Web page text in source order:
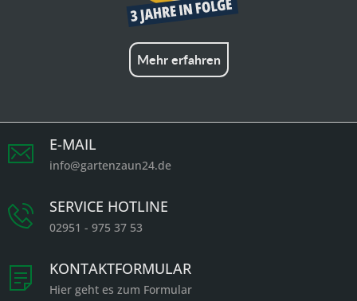
Mehr erfahren
E-MAIL
info@gartenzaun24.de
SERVICE HOTLINE
02951 - 975 37 53
KONTAKTFORMULAR
Hier geht es zum Formular